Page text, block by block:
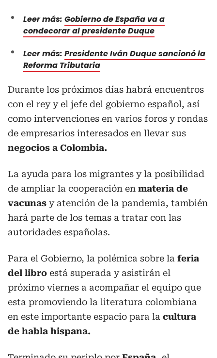
Leer más: Gobierno de España va a
condecorar al presidente Duque
Leer más: Presidente Iván Duque sancionó la
Reforma Tributaria
Durante los próximos días habrá encuentros
con el rey y el jefe del gobierno español, así
como intervenciones en varios foros y rondas
de empresarios interesados en llevar sus
negocios a Colombia.
La ayuda para los migrantes y la posibilidad
de ampliar la cooperación en materia de
vacunas y atención de la pandemia, también
hará parte de los temas a tratar con las
autoridades españolas.
Para el Gobierno, la polémica sobre la feria
del libro está superada y asistirán el
próximo viernes a acompañar el equipo que
esta promoviendo la literatura colombiana
en este importante espacio para la cultura
de habla hispana.